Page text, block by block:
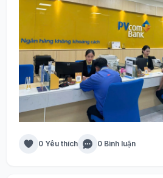
0 Yêu thích 0 Bình luận